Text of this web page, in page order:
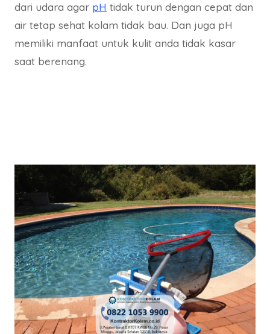
dari udara agar pH tidak turun dengan cepat dan
air tetap sehat kolam tidak bau. Dan juga pH
memiliki manfaat untuk kulit anda tidak kasar
saat berenang.